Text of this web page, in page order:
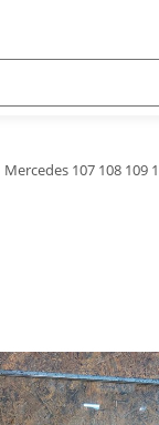
Mercedes 107 108 109